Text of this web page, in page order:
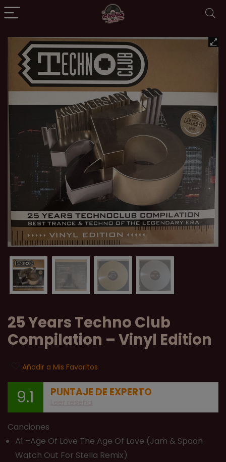
25 Years Techno Club
Compilation – Vinyl Edition
Añadir a Mis Favoritos
9.1 PUNTAJE DE EXPERTO
Canciones
A1 –Age Of Love The Age Of Love (Jam & Spoon
Watch Out For Stella Remix)